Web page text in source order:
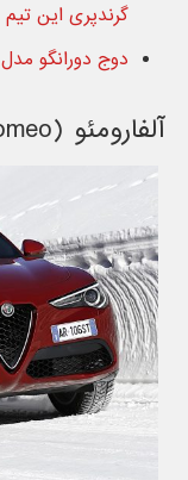
گرندپری این تیم
دوج دورانگو مدل ۲۰۲۷ با تغییرات جزئی معرفی شد
آلفارومئو (Alfa Romeo): Stelvio